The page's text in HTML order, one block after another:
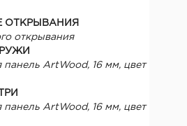
ОТКРЫВАНИЯ
открывания
панель ArtWood, 16 мм, цвет
панель ArtWood, 16 мм, цвет